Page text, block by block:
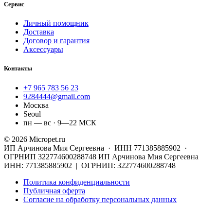
Сервис
Личный помощник
Доставка
Договор и гарантия
Аксессуары
Контакты
+7 965 783 56 23
9284444@gmail.com
Москва
Seoul
пн — вс · 9—22 МСК
© 2026 Micropet.ru
ИП Арчинова Мия Сергеевна · ИНН 771385885902 ·
ОГРНИП 322774600288748 ИП Арчинова Мия Сергеевна
ИНН: 771385885902 | ОГРНИП: 322774600288748
Политика конфиденциальности
Публичная оферта
Согласие на обработку персональных данных